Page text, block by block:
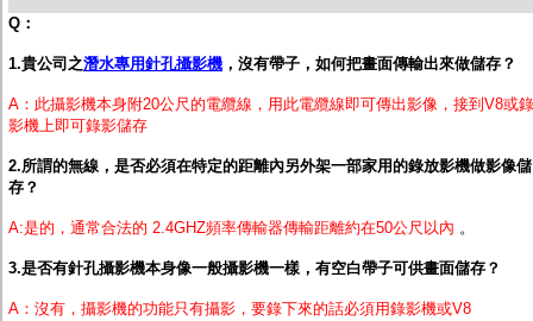
Q：
1.貴公司之潛水專用針孔攝影機 ，沒有帶子，如何把畫面傳輸出來做儲存？
A：此攝影機本身附20公尺的電纜線，用此電纜線即可傳出影像，接到V8或錄
影機上即可錄影儲存
2.所謂的無線，是否必須在特定的距離內另外架一部家用的錄放影機做影像儲
存？
A:是的，通常合法的 2.4GHZ頻率傳輸器傳輸距離約在50公尺以內 。
3.是否有針孔攝影機本身像一般攝影機一樣，有空白帶子可供畫面儲存？
A：沒有，攝影機的功能只有攝影，要錄下來的話必須用錄影機或V8